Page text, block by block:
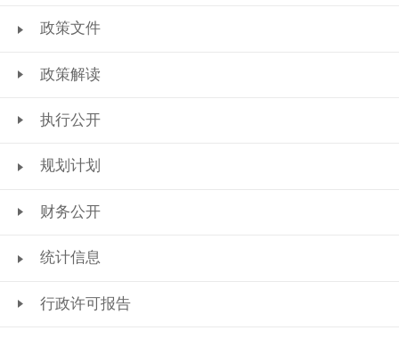
政策文件
政策解读
执行公开
规划计划
财务公开
统计信息
行政许可报告